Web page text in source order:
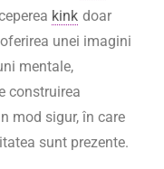
kink doar
unei imagini
mentale,
construirea
mod sigur, în care
sunt prezente.